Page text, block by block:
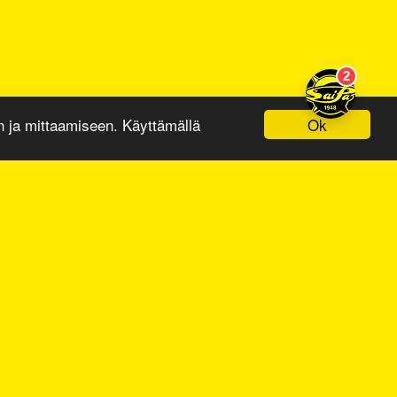
Ok
ja mittaamiseen. Käyttämällä